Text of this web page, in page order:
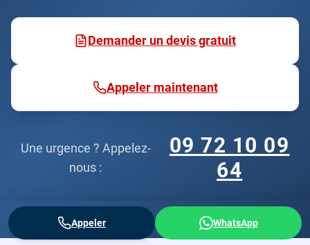
Demander un devis gratuit
Appeler maintenant
Une urgence ? Appelez-
nous :
09 72 10 09
64
Appeler WhatsApp